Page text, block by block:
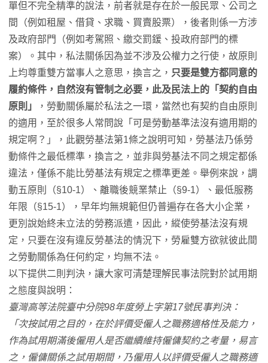
單但不完全精準的說法，前者就是存在於一般民眾、公司之
間（例如租屋、借貸、求職、買賣股票），後者則係一方涉
及政府部門（例如考駕照、繳交罰鍰、投政府部門的標
案）。其中，私法關係因為並不涉及公權力之行使，故原則
上均尊重雙方當事人之意思，換言之， 只要是雙方都同意的
履約條件，自然沒有管制之必要，此及民法上的「契約自由
原則」
，勞動關係屬於私法之一環，當然也有契約自由原則
的適用，至於很多人常問說「可是勞動基準法沒有適用期的
規定啊？」，此觀勞基法第1條之說明可知，勞基法乃係勞
動條件之最低標準，換言之，並非與勞基法不同之規定都係
違法，僅係不能比勞基法有規定之標準更差。舉例來說，調
動五原則（§10-1）、離職後競業禁止（§9-1）、最低服務
年限（§15-1），早年均無規範但仍普遍存在各大小企業，
更別說始終未立法的勞務派遣，因此，縱使勞基法沒有規
定，只要在沒有違反勞基法的情況下，勞雇雙方欲就彼此間
之勞動關係為任何約定，均無不法。
以下提供二則判決，讓大家可清楚理解民事法院對於試用期
之態度與說明：
臺灣高等法院臺中分院98年度勞上字第17號民事判決：
「次按試用之目的，在於評價受僱人之職務適格性及能力，
作為試用期滿後僱用人是否繼續維持僱傭契約之考量，易言
之，僱傭關係之試用期間，乃僱用人以評價受僱人之職務適